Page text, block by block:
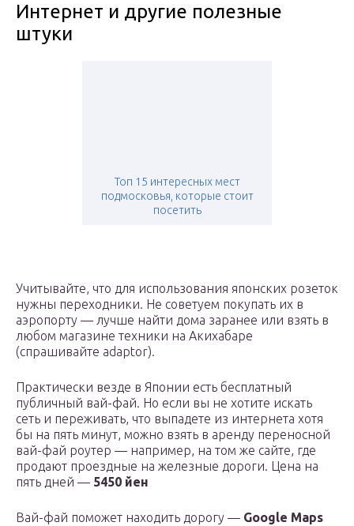
Интернет и другие полезные
штуки
Топ 15 интересных мест
подмосковья, которые стоит
посетить
Учитывайте, что для использования японских розеток
нужны переходники. Не советуем покупать их в
аэропорту — лучше найти дома заранее или взять в
любом магазине техники на Акихабаре
(спрашивайте adaptor).
Практически везде в Японии есть бесплатный
публичный вай-фай. Но если вы не хотите искать
сеть и переживать, что выпадете из интернета хотя
бы на пять минут, можно взять в аренду переносной
вай-фай роутер — например, на том же сайте, где
продают проездные на железные дороги. Цена на
пять дней — 5450 йен
Вай-фай поможет находить дорогу — Google Maps